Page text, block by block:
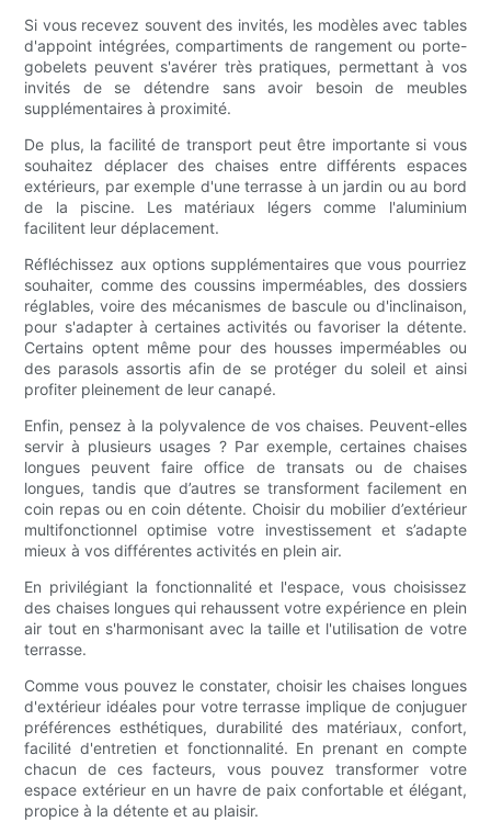
Si vous recevez souvent des invités, les modèles avec tables
d'appoint intégrées, compartiments de rangement ou porte-
gobelets peuvent s'avérer très pratiques, permettant à vos
invités de se détendre sans avoir besoin de meubles
supplémentaires à proximité.
De plus, la facilité de transport peut être importante si vous
souhaitez déplacer des chaises entre différents espaces
extérieurs, par exemple d'une terrasse à un jardin ou au bord
de la piscine. Les matériaux légers comme l'aluminium
facilitent leur déplacement.
Réfléchissez aux options supplémentaires que vous pourriez
souhaiter, comme des coussins imperméables, des dossiers
réglables, voire des mécanismes de bascule ou d'inclinaison,
pour s'adapter à certaines activités ou favoriser la détente.
Certains optent même pour des housses imperméables ou
des parasols assortis afin de se protéger du soleil et ainsi
profiter pleinement de leur canapé.
Enfin, pensez à la polyvalence de vos chaises. Peuvent-elles
servir à plusieurs usages ? Par exemple, certaines chaises
longues peuvent faire office de transats ou de chaises
longues, tandis que d’autres se transforment facilement en
coin repas ou en coin détente. Choisir du mobilier d’extérieur
multifonctionnel optimise votre investissement et s’adapte
mieux à vos différentes activités en plein air.
En privilégiant la fonctionnalité et l'espace, vous choisissez
des chaises longues qui rehaussent votre expérience en plein
air tout en s'harmonisant avec la taille et l'utilisation de votre
terrasse.
Comme vous pouvez le constater, choisir les chaises longues
d'extérieur idéales pour votre terrasse implique de conjuguer
préférences esthétiques, durabilité des matériaux, confort,
facilité d'entretien et fonctionnalité. En prenant en compte
chacun de ces facteurs, vous pouvez transformer votre
espace extérieur en un havre de paix confortable et élégant,
propice à la détente et au plaisir.